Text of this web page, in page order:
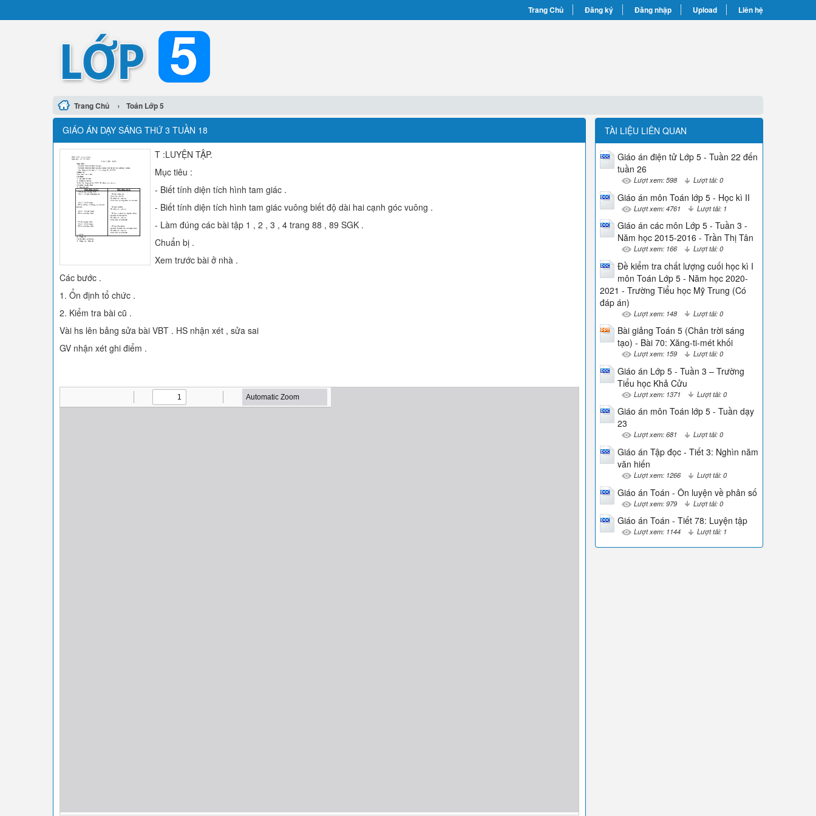
Trang Chủ Đăng ký Đăng nhập Upload Liên hệ
Trang Chủ › Toán Lớp 5
GIÁO ÁN DẠY SÁNG THỨ 3 TUẦN 18
T :LUYỆN TẬP.
Mục tiêu :
- Biết tính diện tích hình tam giác .
- Biết tính diện tích hình tam giác vuông biết độ dài hai cạnh góc vuông .
- Làm đúng các bài tập 1 , 2 , 3 , 4 trang 88 , 89 SGK .
Chuẩn bị .
Xem trước bài ở nhà .
Các bước .
1. Ổn định tổ chức .
2. Kiểm tra bài cũ .
Vài hs lên bảng sửa bài VBT . HS nhận xét , sửa sai
GV nhận xét ghi điểm .
TÀI LIỆU LIÊN QUAN
Giáo án điện tử Lớp 5 - Tuần 22 đến
tuần 26
Lượt xem: 598 Lượt tải: 0
Giáo án môn Toán lớp 5 - Học kì II
Lượt xem: 4761 Lượt tải: 1
Giáo án các môn Lớp 5 - Tuần 3 -
Năm học 2015-2016 - Trần Thị Tân
Lượt xem: 166 Lượt tải: 0
Đề kiểm tra chất lượng cuối học kì I
môn Toán Lớp 5 - Năm học 2020-
2021 - Trường Tiểu học Mỹ Trung (Có
đáp án)
Lượt xem: 148 Lượt tải: 0
Bài giảng Toán 5 (Chân trời sáng
tạo) - Bài 70: Xăng-ti-mét khối
Lượt xem: 159 Lượt tải: 0
Giáo án Lớp 5 - Tuần 3 – Trường
Tiểu học Khả Cửu
Lượt xem: 1371 Lượt tải: 0
Giáo án môn Toán lớp 5 - Tuần dạy
23
Lượt xem: 681 Lượt tải: 0
Giáo án Tập đọc - Tiết 3: Nghìn năm
văn hiến
Lượt xem: 1266 Lượt tải: 0
Giáo án Toán - Ôn luyện về phân số
Lượt xem: 979 Lượt tải: 0
Giáo án Toán - Tiết 78: Luyện tập
Lượt xem: 1144 Lượt tải: 1